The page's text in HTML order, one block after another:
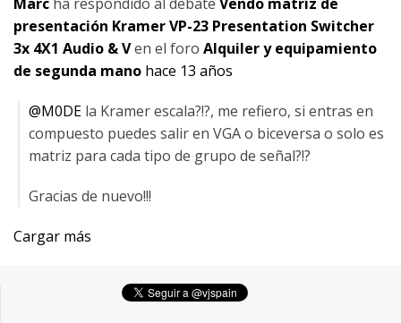
presentación Kramer VP-23 Presentation Switcher
3x 4X1 Audio & Ven el foro Alquiler y equipamiento
de segunda mano hace 13 años
@M0DE la Kramer escala?!?, me refiero, si entras en
compuesto puedes salir en VGA o biceversa o solo es
matriz para cada tipo de grupo de señal?!?
Gracias de nuevo!!!
Cargar más